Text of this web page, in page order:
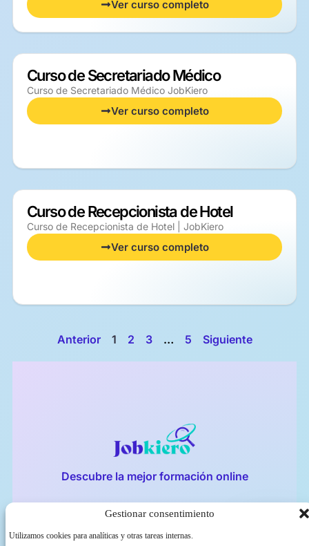
Gestionar consentimiento
Utilizamos cookies para analíticas y otras tareas internas.
Ver curso completo
Curso de Secretariado Médico
Curso de Secretariado Médico JobKiero
Ver curso completo
Curso de Recepcionista de Hotel
Curso de Recepcionista de Hotel | JobKiero
Ver curso completo
Anterior 1 2 3 … 5 Siguiente
Descubre la mejor formación online